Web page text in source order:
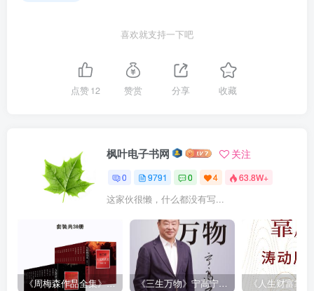
喜欢就支持一下吧
点赞12 赞赏 分享 收藏
枫叶电子书网 关注
0 9791 0 4 63.8W+
这家伙很懒，什么都没有写...
《周梅森作品全集》[共30册] 《三生万物》宁高宁（epub+mobi+azw3+pdf）